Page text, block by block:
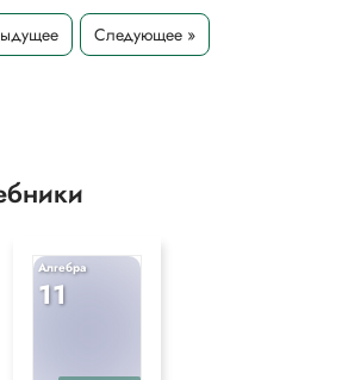
исключительно в образовательных целях
решения.Следующее »
Алгебра
11